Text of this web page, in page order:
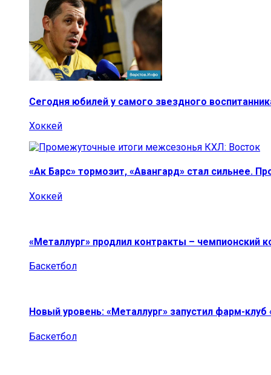
Сегодня юбилей у самого звездного
Хоккей
«Ак Барс» тормозит, «Авангард» стал сильнее.
Хоккей
«Металлург» продлил контракты – чемпионский
Баскетбол
Новый уровень: «Металлург» запустил фарм-
Баскетбол